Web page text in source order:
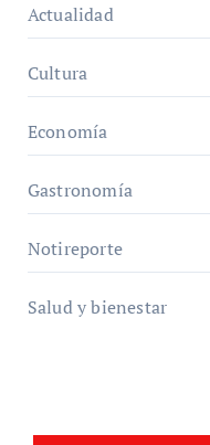
Actualidad
Cultura
Economía
Gastronomía
Notireporte
Salud y bienestar